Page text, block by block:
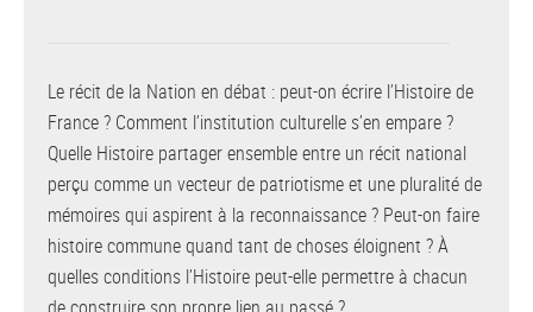
Le récit de la Nation en débat : peut-on écrire l’Histoire de
France ? Comment l’institution culturelle s’en empare ?
Quelle Histoire partager ensemble entre un récit national
perçu comme un vecteur de patriotisme et une pluralité de
mémoires qui aspirent à la reconnaissance ? Peut-on faire
histoire commune quand tant de choses éloignent ? À
quelles conditions l’Histoire peut-elle permettre à chacun
de construire son propre lien au passé ?